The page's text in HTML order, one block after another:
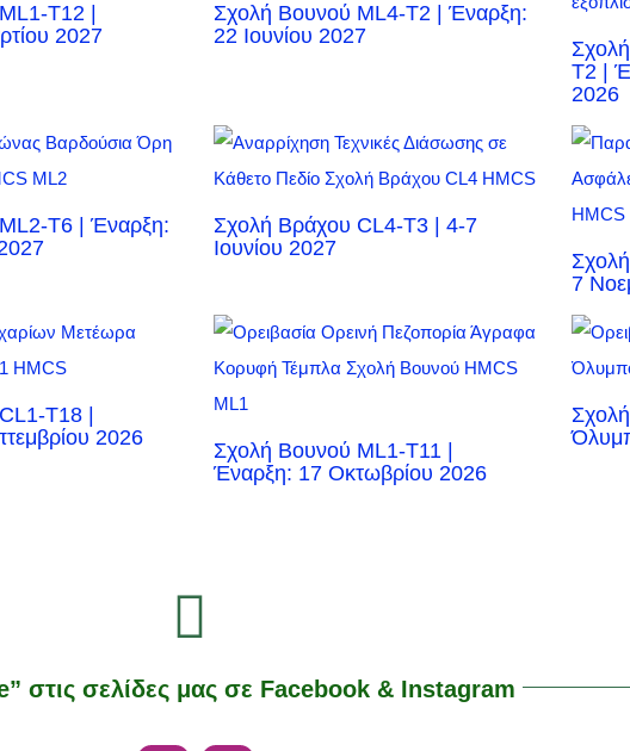
T12 |
2027
Σχολή Βουνού ML4-T2 | Έναρξη:
22 Ιουνίου 2027
Τ2 |
2026
T6 | Έναρξη:
Σχολή Βράχου CL4-T3 | 4-7
Ιουνίου 2027
7
T18 |
2026
Σχολή Βουνού ML1-T11 |
Έναρξη: 17 Οκτωβρίου 2026
στις σελίδες μας σε Facebook & Instagram